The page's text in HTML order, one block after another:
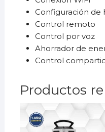
Configuración de
Control remoto
Control por voz
Ahorrador de
Control
Productos